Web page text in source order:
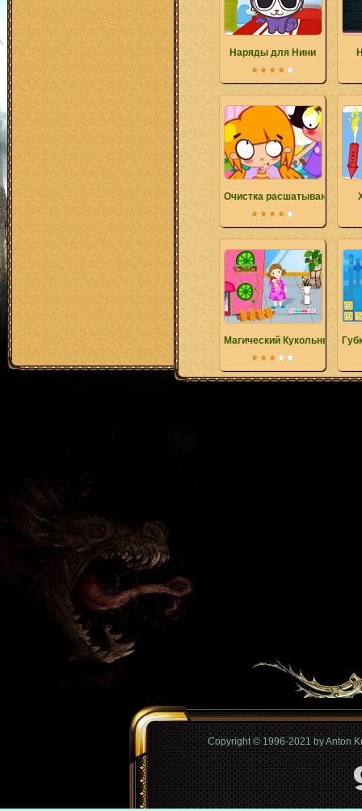
Наряды для Нини
Очистка расшатывание
Магический Кукольный дом
Copyright © 1996-2021 by Anton